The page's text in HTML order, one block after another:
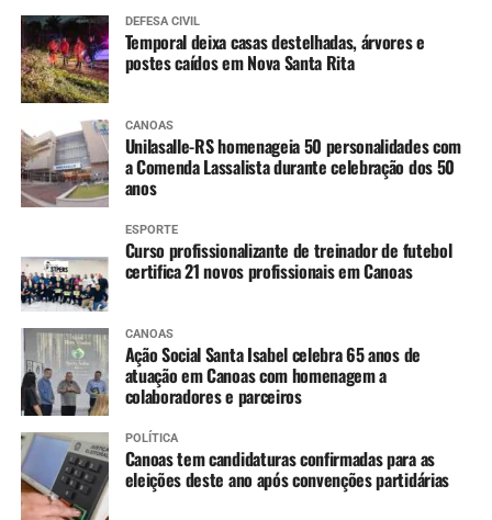
Uruguai (São Borja a Uruguaiana) – Tendência de
estabilidade entre São Borja e Itaqui e lenta
elevação em Uruguaiana.
níveis ainda em inundação ao longo do dia.
Ibicuí (Manoel Viana) – Tendência de lento
declínio, com níveis ainda em inundação ao longo
Caí (Montenegro) – Tendência de estabilidade.
Taquari (Taquari) – Tendência de lenta elevação,
devendo entrar em estabilidade ao longo do dia.
Constante declínio em Cachoeira do Sul e Rio
Pardo, e variando entre estabilidade e lenta
elevação em São Jerônimo.
Jacuí (Ilhas da RMPOA) – Tendência entre
estabilidade e lenta elevação, mantendo os níveis
elevados nos próximos dias.
Sinos (Campo Bom e São Leopoldo) – Tendência
DEFESA CIVIL
Temporal deixa casas destelhadas, árvores e
postes caídos em Nova Santa Rita
CANOAS
Unilasalle-RS homenageia 50 personalidades com
a Comenda Lassalista durante celebração dos 50
anos
ESPORTE
Curso profissionalizante de treinador de futebol
certifica 21 novos profissionais em Canoas
CANOAS
Ação Social Santa Isabel celebra 65 anos de
atuação em Canoas com homenagem a
colaboradores e parceiros
POLÍTICA
Canoas tem candidaturas confirmadas para as
eleições deste ano após convenções partidárias